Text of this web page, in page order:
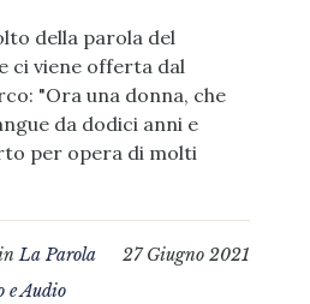
della parola del
ci viene offerta dal
"Ora una donna, che
da dodici anni e
per opera di molti
27 Giugno 2021
La Parola
e Audio